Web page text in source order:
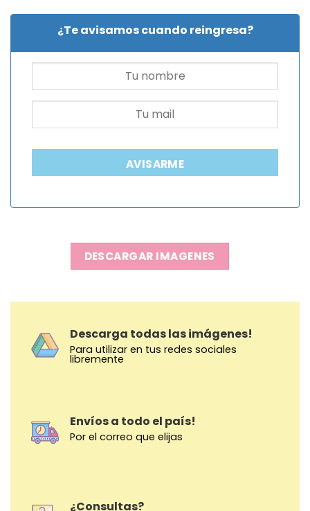
¿Te avisamos cuando reingresa?
AVISARME
DESCARGAR IMAGENES
Descarga todas las imágenes!
Para utilizar en tus redes sociales
libremente
Envíos a todo el país!
Por el correo que elijas
¿Consultas?